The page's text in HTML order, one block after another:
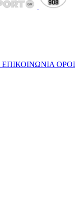
ΕΠΙΚΟΙΝΩΝΙΑ ΟΡΟΙ